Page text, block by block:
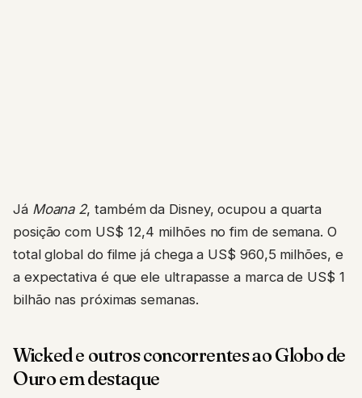
Já Moana 2, também da Disney, ocupou a quarta
posição com US$ 12,4 milhões no fim de semana. O
total global do filme já chega a US$ 960,5 milhões, e
a expectativa é que ele ultrapasse a marca de US$ 1
bilhão nas próximas semanas.
Wicked e outros concorrentes ao Globo de
Ouro em destaque